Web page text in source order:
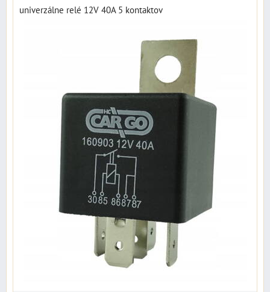
univerzálne relé 12V 40A 5 kontaktov